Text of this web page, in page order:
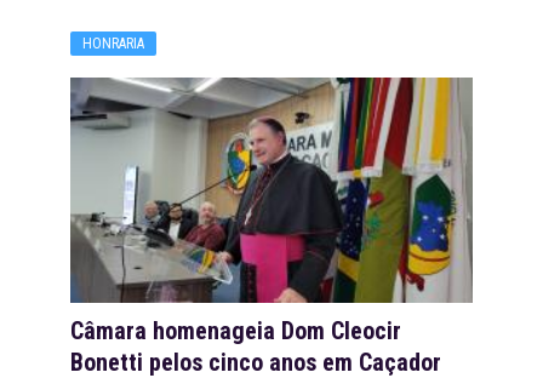
HONRARIA
Câmara homenageia Dom Cleocir
Bonetti pelos cinco anos em Caçador